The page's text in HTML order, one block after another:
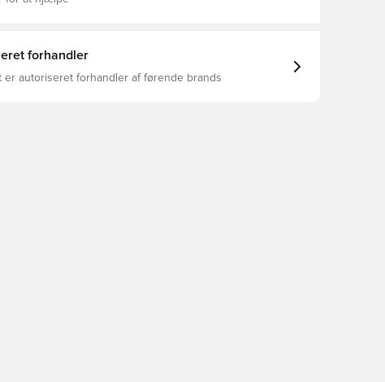
forhandler
er autoriseret forhandler af førende brands